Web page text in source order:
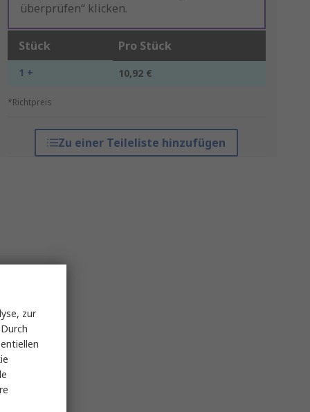
überprüfen“ klicken.
Stück Pro Stück
1 + 10,92 €
*Richtpreis
Zu einer Teileliste hinzufügen
zur